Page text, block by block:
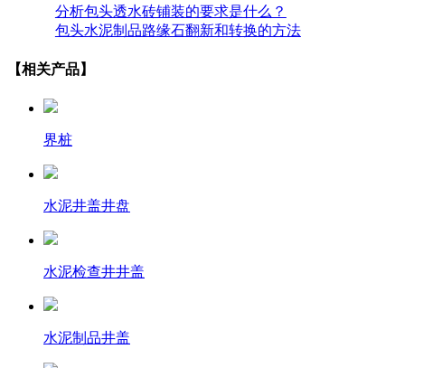
分析包头透水砖铺装的要求是什么？
包头水泥制品路缘石翻新和转换的方法
【相关产品】
界桩
水泥井盖井盘
水泥检查井井盖
水泥制品井盖